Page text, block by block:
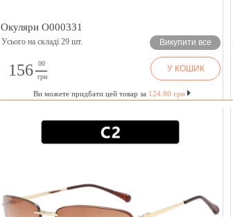
Окуляри O000331
Усього на складі 29 шт. Викупити все
156
00
грн
У КОШИК
Ви можете придбати цей товар за 124.80 грн